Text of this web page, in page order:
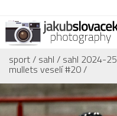
sport/ sahl / sahl 2024-25
mullets veselí #20/